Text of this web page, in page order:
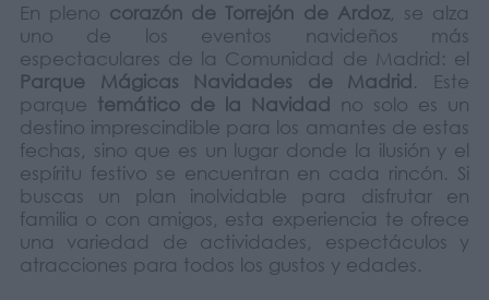
En pleno corazón de Torrejón de Ardoz, se alza
uno de los eventos navideños más
espectaculares de la Comunidad de Madrid: el
Parque Mágicas Navidades de Madrid . Este
parque temático de la Navidad
no solo es un
destino imprescindible para los amantes de estas
fechas, sino que es un lugar donde la ilusión y el
espíritu festivo se encuentran en cada rincón. Si
buscas un plan inolvidable para disfrutar en
familia o con amigos, esta experiencia te ofrece
una variedad de actividades, espectáculos y
atracciones para todos los gustos y edades.